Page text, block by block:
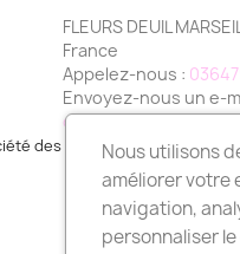
FLEURS DEUIL
France
Appelez-nous :
Envoyez-nous un e-
contact@fleurs-
des Avis Garantis,cliquez
Nous utilisons
améliorer votre
navigation,
personnaliser